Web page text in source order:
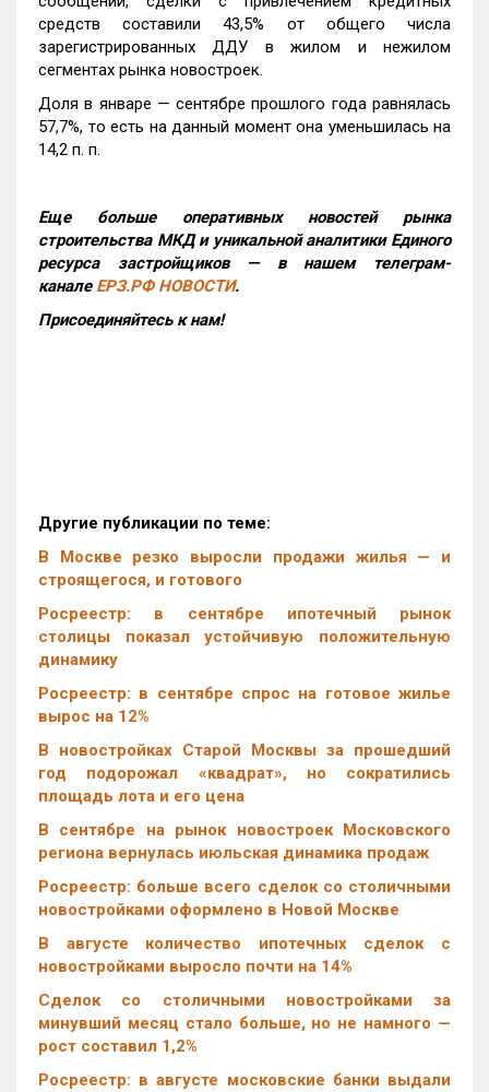
средств составили 43,5% от общего числа
зарегистрированных ДДУ в жилом и нежилом
сегментах рынка новостроек.
Доля в январе — сентябре прошлого года равнялась
57,7%, то есть на данный момент она уменьшилась на
14,2 п. п.
Еще больше оперативных новостей рынка
строительства МКД и уникальной аналитики Единого
ресурса застройщиков — в нашем телеграм-
канале ЕРЗ.РФ НОВОСТИ.
Присоединяйтесь к нам!
Другие публикации по теме:
В Москве резко выросли продажи жилья — и
строящегося, и готового
Росреестр: в сентябре ипотечный рынок
столицы показал устойчивую положительную
динамику
Росреестр: в сентябре спрос на готовое жилье
вырос на 12%
В новостройках Старой Москвы за прошедший
год подорожал «квадрат», но сократились
площадь лота и его цена
В сентябре на рынок новостроек Московского
региона вернулась июльская динамика продаж
Росреестр: больше всего сделок со столичными
новостройками оформлено в Новой Москве
В августе количество ипотечных сделок с
новостройками выросло почти на 14%
Cделок со столичными новостройками за
минувший месяц стало больше, но не намного —
рост составил 1,2%
Росреестр: в августе московские банки выдали